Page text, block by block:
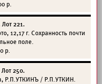
р.
221.
12,17 г. Сохранность почти
поле.
р.
250.
Р.П.УТКИНЪ / Р.П.УТКИН.